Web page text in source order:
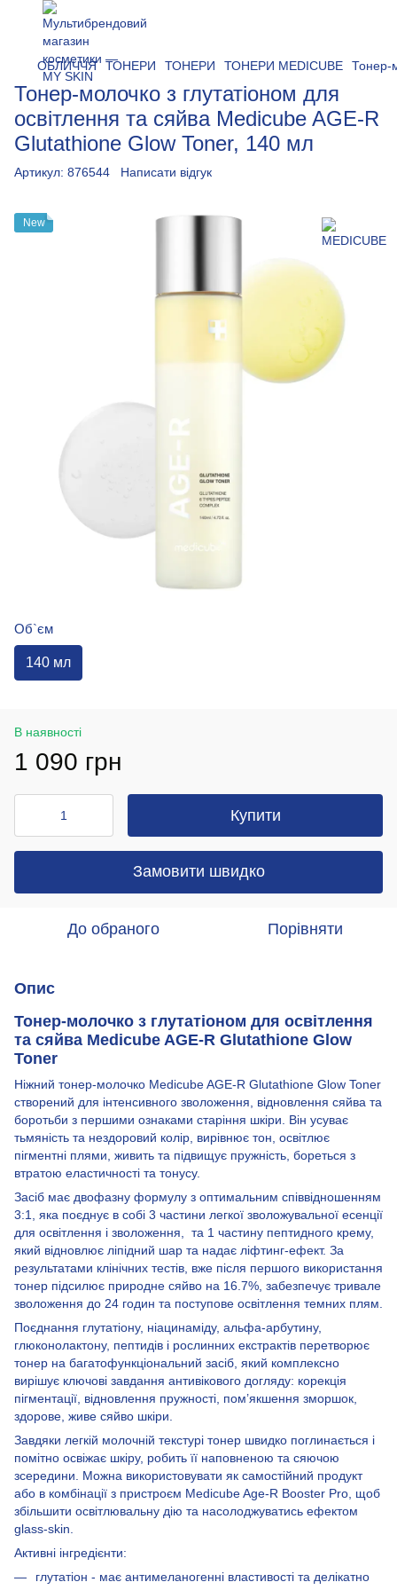
ОБЛИЧЧЯ ТОНЕРИ ТОНЕРИ ТОНЕРИ MEDICUBE Тонер-
Тонер-молочко з глутатіоном для
освітлення та сяйва Medicube AGE-R
Glutathione Glow Toner, 140 мл
Артикул: 876544 Написати відгук
New
Об`єм
140 мл
В наявності
1 090 грн
Купити
Замовити швидко
До обраного Порівняти
Опис
Тонер-молочко з глутатіоном для освітлення
та сяйва Medicube AGE-R Glutathione Glow
Toner
Ніжний тонер-молочко Medicube AGE-R Glutathione Glow Toner
створений для інтенсивного зволоження, відновлення сяйва та
боротьби з першими ознаками старіння шкіри. Він усуває
тьмяність та нездоровий колір, вирівнює тон, освітлює
пігментні плями, живить та підвищує пружність, бореться з
втратою еластичності та тонусу.
Засіб має двофазну формулу з оптимальним співвідношенням
3:1, яка поєднує в собі 3 частини легкої зволожувальної есенції
для освітлення і зволоження, та 1 частину пептидного крему,
який відновлює ліпідний шар та надає ліфтинг-ефект. За
результатами клінічних тестів, вже після першого використання
тонер підсилює природне сяйво на 16.7%, забезпечує тривале
зволоження до 24 годин та поступове освітлення темних плям.
Поєднання глутатіону, ніацинаміду, альфа-арбутину,
глюконолактону, пептидів і рослинних екстрактів перетворює
тонер на багатофункціональний засіб, який комплексно
вирішує ключові завдання антивікового догляду: корекція
пігментації, відновлення пружності, пом’якшення зморшок,
здорове, живе сяйво шкіри.
Завдяки легкій молочній текстурі тонер швидко поглинається і
помітно освіжає шкіру, робить її наповненою та сяючою
зсередини. Можна використовувати як самостійний продукт
або в комбінації з пристроєм Medicube Age-R Booster Pro, щоб
збільшити освітлювальну дію та насолоджуватись ефектом
glass-skin.
Активні інгредієнти:
глутатіон - має антимеланогенні властивості та делікатно